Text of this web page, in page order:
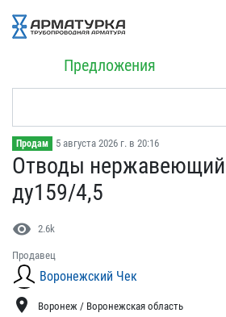
Предложения
Продам 5 августа 2026 г. в 20:16
Отводы нержавеющий
ду159/4,5
visibility 2.6k
Продавец
Воронежский Чек
location_on Воронеж / Воронежская область